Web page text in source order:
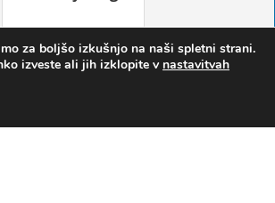
za boljšo izkušnjo na naši spletni strani.
izveste ali jih izklopite v nastavitvah